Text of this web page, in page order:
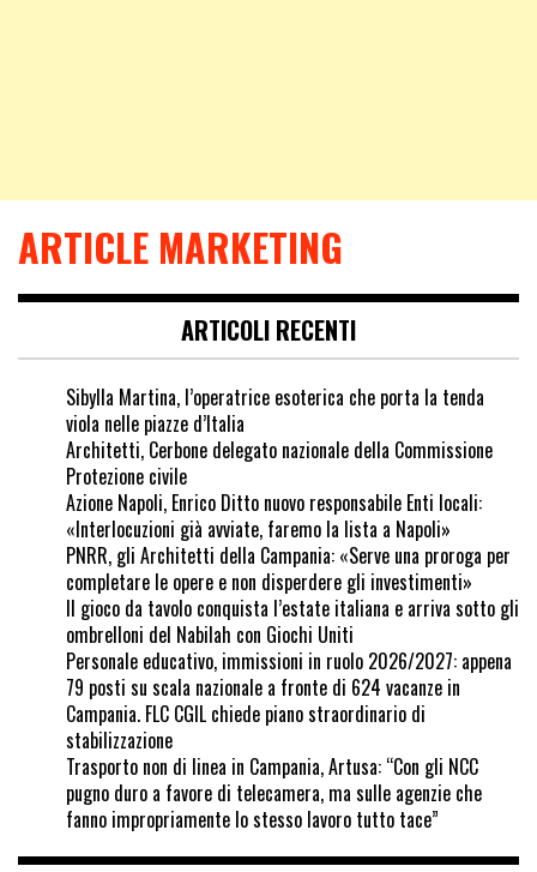
ARTICLE MARKETING
ARTICOLI RECENTI
Sibylla Martina, l’operatrice esoterica che porta la tenda
viola nelle piazze d’Italia
Architetti, Cerbone delegato nazionale della Commissione
Protezione civile
Azione Napoli, Enrico Ditto nuovo responsabile Enti locali:
«Interlocuzioni già avviate, faremo la lista a Napoli»
PNRR, gli Architetti della Campania: «Serve una proroga per
completare le opere e non disperdere gli investimenti»
Il gioco da tavolo conquista l’estate italiana e arriva sotto gli
ombrelloni del Nabilah con Giochi Uniti
Personale educativo, immissioni in ruolo 2026/2027: appena
79 posti su scala nazionale a fronte di 624 vacanze in
Campania. FLC CGIL chiede piano straordinario di
stabilizzazione
Trasporto non di linea in Campania, Artusa: “Con gli NCC
pugno duro a favore di telecamera, ma sulle agenzie che
fanno impropriamente lo stesso lavoro tutto tace”